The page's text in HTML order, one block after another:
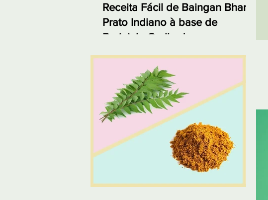
Receita Fácil de Baingan Bharta,
Prato Indiano à base de
Berinjela Grelhada